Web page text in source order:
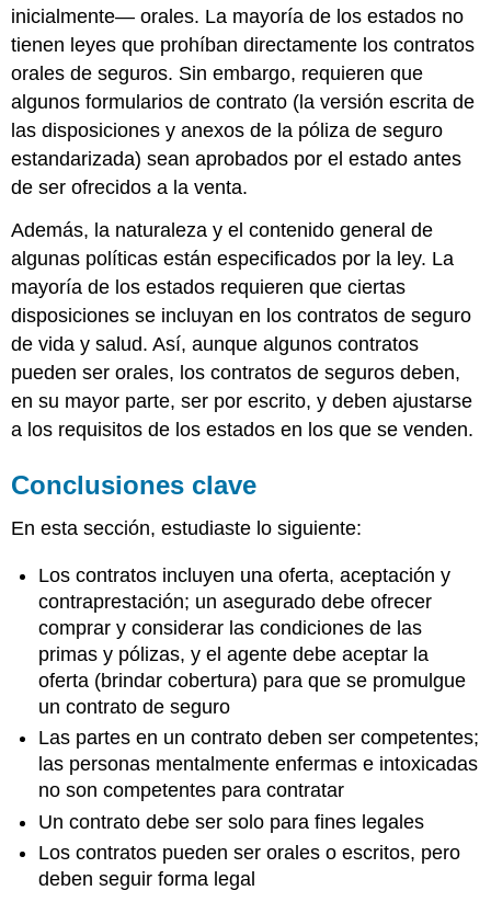
inicialmente— orales. La mayoría de los estados no
tienen leyes que prohíban directamente los contratos
orales de seguros. Sin embargo, requieren que
algunos formularios de contrato (la versión escrita de
las disposiciones y anexos de la póliza de seguro
estandarizada) sean aprobados por el estado antes
de ser ofrecidos a la venta.
Además, la naturaleza y el contenido general de
algunas políticas están especificados por la ley. La
mayoría de los estados requieren que ciertas
disposiciones se incluyan en los contratos de seguro
de vida y salud. Así, aunque algunos contratos
pueden ser orales, los contratos de seguros deben,
en su mayor parte, ser por escrito, y deben ajustarse
a los requisitos de los estados en los que se venden.
Conclusiones clave
En esta sección, estudiaste lo siguiente:
Los contratos incluyen una oferta, aceptación y
contraprestación; un asegurado debe ofrecer
comprar y considerar las condiciones de las
primas y pólizas, y el agente debe aceptar la
oferta (brindar cobertura) para que se promulgue
un contrato de seguro
Las partes en un contrato deben ser competentes;
las personas mentalmente enfermas e intoxicadas
no son competentes para contratar
Un contrato debe ser solo para fines legales
Los contratos pueden ser orales o escritos, pero
deben seguir forma legal